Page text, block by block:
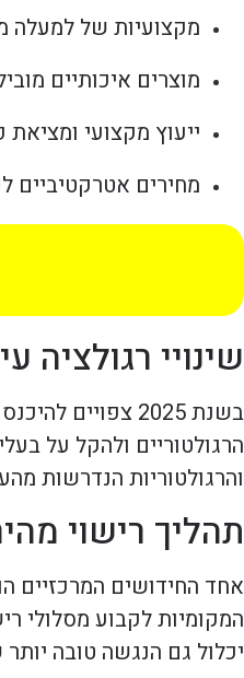
מקצועיות של למעלה מ- 15
מוצרים איכותיים
ייעוץ מקצועי
מחירים אטרקטיביים
שינויי רגולציה
בשנת 2025
הרגולטוריים ולהקל על
והרגולטוריות הנדרשות
תהליך רישוי
אחד החידושים המרכזיים
המקומיות לקבוע מסלולי
יכלול גם הנגשה טובה